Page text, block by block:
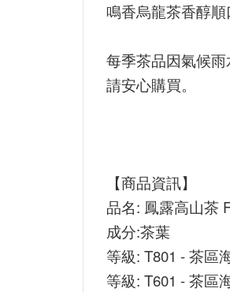
鳴香烏龍茶香醇
每季茶品因氣候
請安心購買。
【商品資訊】
品名: 鳳露高山茶
成分:茶葉
等級: T801 - 茶區
等級: T601 - 茶區